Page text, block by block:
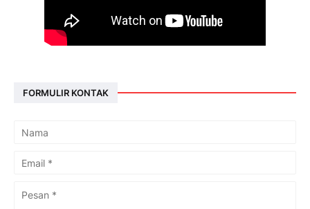
FORMULIR KONTAK